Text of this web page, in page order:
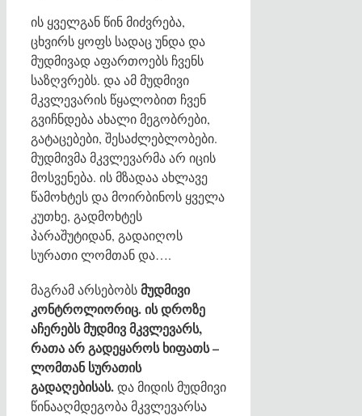
ის ყველგან წინ მიძვრება,
ცხვირს ყოფს სადაც უნდა და
მუდმივად აფართოებს ჩვენს
საზღვრებს. და ამ მუდმივი
მკვლევარის წყალობით ჩვენ
გვიჩნდება ახალი მეგობრები,
გატაცებები, შესაძლებლობები.
მუდმივმა მკვლევარმა არ იცის
მოსვენება. ის მზადაა ახლავე
წამოხტეს და მოირბინოს ყველა
კუთხე, გადმოხტეს
პარაშუტიდან, გადაიღოს
სურათი ლომთან და….
მაგრამ არსებობსმუდმივი
კონტროლიორიც. ის დროზე
აჩერებს მუდმივ მკვლევარს,
რათა არ გადეყაროს ხიფათს –
ლომთან სურათის
გადაღებისას.და მიდის მუდმივი
წინააღმდეგობა მკვლევარსა